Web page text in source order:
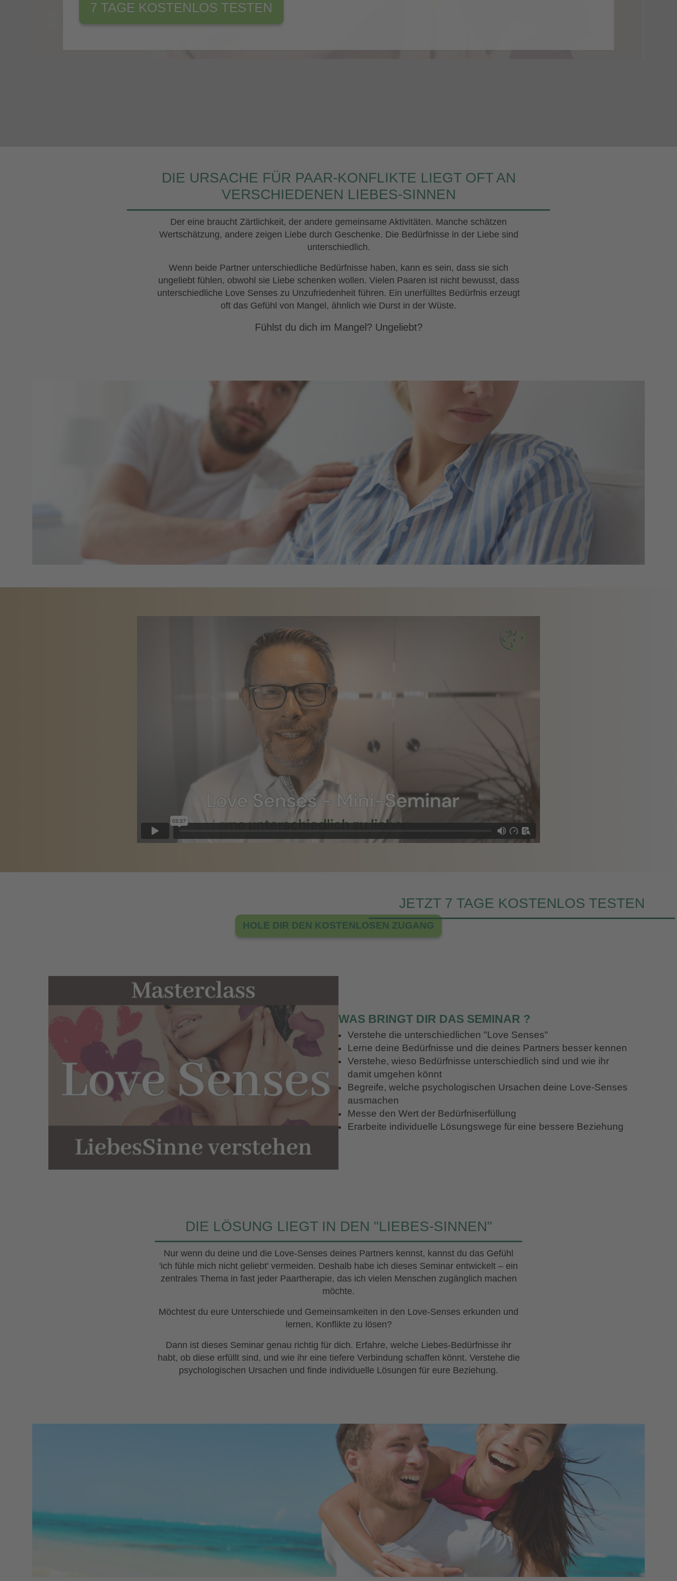
7 TAGE KOSTENLOS TESTEN
DIE URSACHE FÜR PAAR-KONFLIKTE LIEGT OFT AN
VERSCHIEDENEN LIEBES-SINNEN
Der eine braucht Zärtlichkeit, der andere gemeinsame Aktivitäten. Manche schätzen
Wertschätzung, andere zeigen Liebe durch Geschenke. Die Bedürfnisse in der Liebe sind
unterschiedlich.
Wenn beide Partner unterschiedliche Bedürfnisse haben, kann es sein, dass sie sich
ungeliebt fühlen, obwohl sie Liebe schenken wollen. Vielen Paaren ist nicht bewusst, dass
unterschiedliche Love Senses zu Unzufriedenheit führen. Ein unerfülltes Bedürfnis erzeugt
oft das Gefühl von Mangel, ähnlich wie Durst in der Wüste.
Fühlst du dich im Mangel? Ungeliebt?
JETZT 7 TAGE KOSTENLOS TESTEN
HOLE DIR DEN KOSTENLOSEN ZUGANG
WAS BRINGT DIR DAS SEMINAR ?
Verstehe die unterschiedlichen "Love Senses"
Lerne deine Bedürfnisse und die deines Partners besser kennen
Verstehe, wieso Bedürfnisse unterschiedlich sind und wie ihr
damit umgehen könnt
Begreife, welche psychologischen Ursachen deine Love-Senses
ausmachen
Messe den Wert der Bedürfniserfüllung
Erarbeite individuelle Lösungswege für eine bessere Beziehung
DIE LÖSUNG LIEGT IN DEN "LIEBES-SINNEN"
Nur wenn du deine und die Love-Senses deines Partners kennst, kannst du das Gefühl
'ich fühle mich nicht geliebt' vermeiden. Deshalb habe ich dieses Seminar entwickelt – ein
zentrales Thema in fast jeder Paartherapie, das ich vielen Menschen zugänglich machen
möchte.
Möchtest du eure Unterschiede und Gemeinsamkeiten in den Love-Senses erkunden und
lernen, Konflikte zu lösen?
Dann ist dieses Seminar genau richtig für dich. Erfahre, welche Liebes-Bedürfnisse ihr
habt, ob diese erfüllt sind, und wie ihr eine tiefere Verbindung schaffen könnt. Verstehe die
psychologischen Ursachen und finde individuelle Lösungen für eure Beziehung.